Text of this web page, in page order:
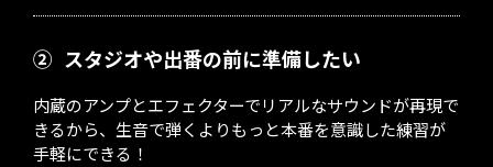
② スタジオや出番の前に準備したい
内蔵のアンプとエフェクターでリアルなサウンドが再現で
きるから、生音で弾くよりもっと本番を意識した練習が
手軽にできる！